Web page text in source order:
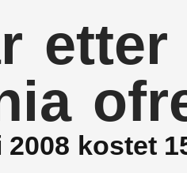
2008 kostet